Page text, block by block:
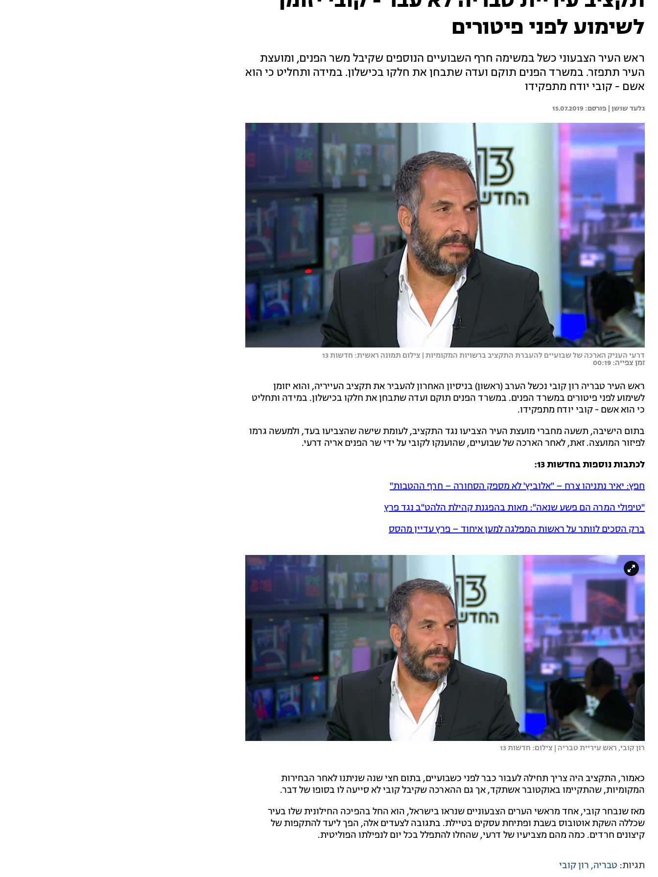
לשימוע לפני פיטורים
ראש העיר הצבעוני כשל במשימה חרף השבועיים הנוספים שקיבל משר הפנים, ומועצת
העיר תתפזר. במשרד הפנים תוקם ועדה שתבחן את חלקו בכישלון. במידה ותחליט כי הוא
אשם - קובי יודח מתפקידו
גלעד שושן | 15.07.2019
דרעי העניק הארכה של שבועיים להעברת התקציב ברשויות המקומיות | צילום תמונה ראשית: חדשות 13
זמן צפייה: 00:19
ראש העיר טבריה רון קובי נכשל הערב (ראשון) בניסיון האחרון להעביר את תקציב העייריה, והוא יזומן
לשימוע לפני פיטורים במשרד הפנים. במשרד הפנים תוקם ועדה שתבחן את חלקו בכישלון. במידה ותחליט
כי הוא אשם - קובי יודח מתפקידו.
בתום הישיבה, תשעה מחברי מועצת העיר הצביעו נגד התקציב, לעומת שישה שהצביעו בעד, ולמעשה גרמו
לפיזור המועצה. זאת, לאחר הארכה של שבועיים, שהוענקו לקובי על ידי שר הפנים אריה דרעי.
לכתבות נוספות בחדשות 13:
חפץ: יאיר נתניהו צרח – "אלוביץ' לא מספק הסחורה – חרף ההטבות"
"טיפולי המרה הם פשע שנאה": מאות בהפגנת קהילת הלהט"ב נגד פרץ
ברק הסכים לוותר על ראשות המפלגה למען איחוד – פרץ עדיין מהסס
רון קובי, ראש עיריית טבריה | צילום: חדשות 13
כאמור, התקציב היה צריך תחילה לעבור כבר לפני כשבועיים, בתום חצי שנה שניתנו לאחר הבחירות
המקומיות, שהתקיימו באוקטובר אשתקד, אך גם ההארכה שקיבל קובי לא סייעה לו בסופו של דבר.
מאז שנבחר קובי, אחד מראשי הערים הצבעוניים שנראו בישראל, הוא החל בהפיכה החילונית שלו בעיר
שכללה השקת אוטובוס בשבת ופתיחת עסקים בטיילת. בתגובה לצעדים אלה, הפך ליעד להתקפות של
קיצונים חרדים. כמה מהם מצביעיו של דרעי, שהחלו להתפלל בכל יום לנפילתו הפוליטית.
תגיות: טבריה רון קובי